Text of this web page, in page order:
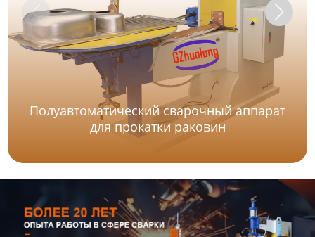
Полуавтоматический сварочный аппарат
для прокатки раковин